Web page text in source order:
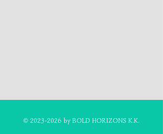
© 2023-2026 by BOLD HORIZONS K.K.